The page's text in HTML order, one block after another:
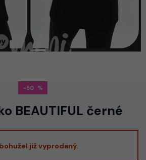
-50
BEAUTIFUL černé
již vyprodaný.